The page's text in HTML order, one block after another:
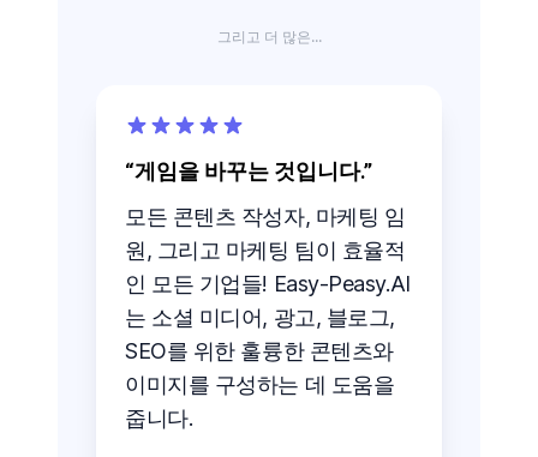
그리고 더 많은...
게임을 바꾸는 것입니다.
모든 콘텐츠 작성자, 마케팅 임
원, 그리고 마케팅 팀이 효율적
인 모든 기업들! Easy-Peasy.AI
는 소셜 미디어, 광고, 블로그,
SEO를 위한 훌륭한 콘텐츠와
이미지를 구성하는 데 도움을
줍니다.